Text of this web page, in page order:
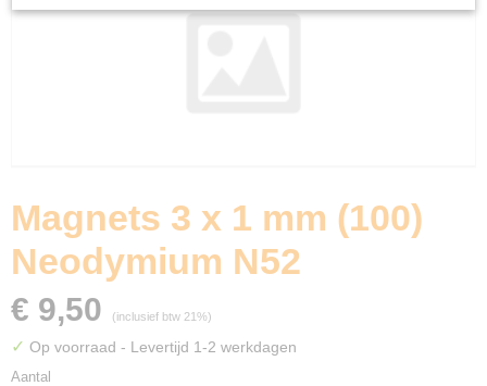
Magnets 3 x 1 mm (100)
Neodymium N52
€ 9,50 (inclusief btw 21%)
✓ Op voorraad - Levertijd 1-2 werkdagen
Aantal